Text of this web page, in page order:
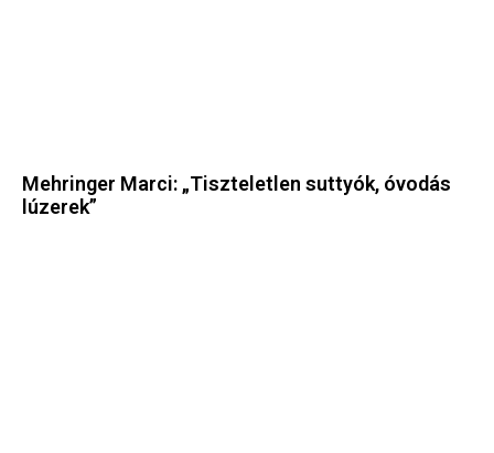
Mehringer Marci: „Tiszteletlen suttyók, óvodás
lúzerek”